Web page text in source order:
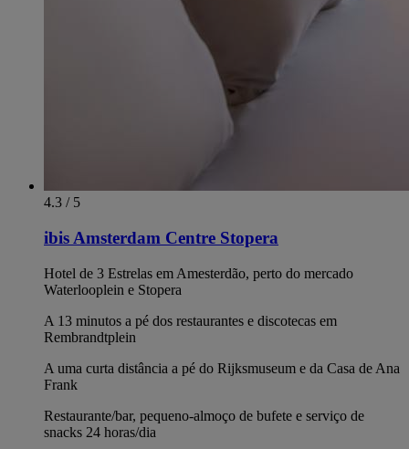
4.3 / 5
ibis Amsterdam Centre Stopera
Hotel de 3 Estrelas em Amesterdão, perto do mercado
Waterlooplein e Stopera
A 13 minutos a pé dos restaurantes e discotecas em
Rembrandtplein
A uma curta distância a pé do Rijksmuseum e da Casa de Ana
Frank
Restaurante/bar, pequeno-almoço de bufete e serviço de
snacks 24 horas/dia